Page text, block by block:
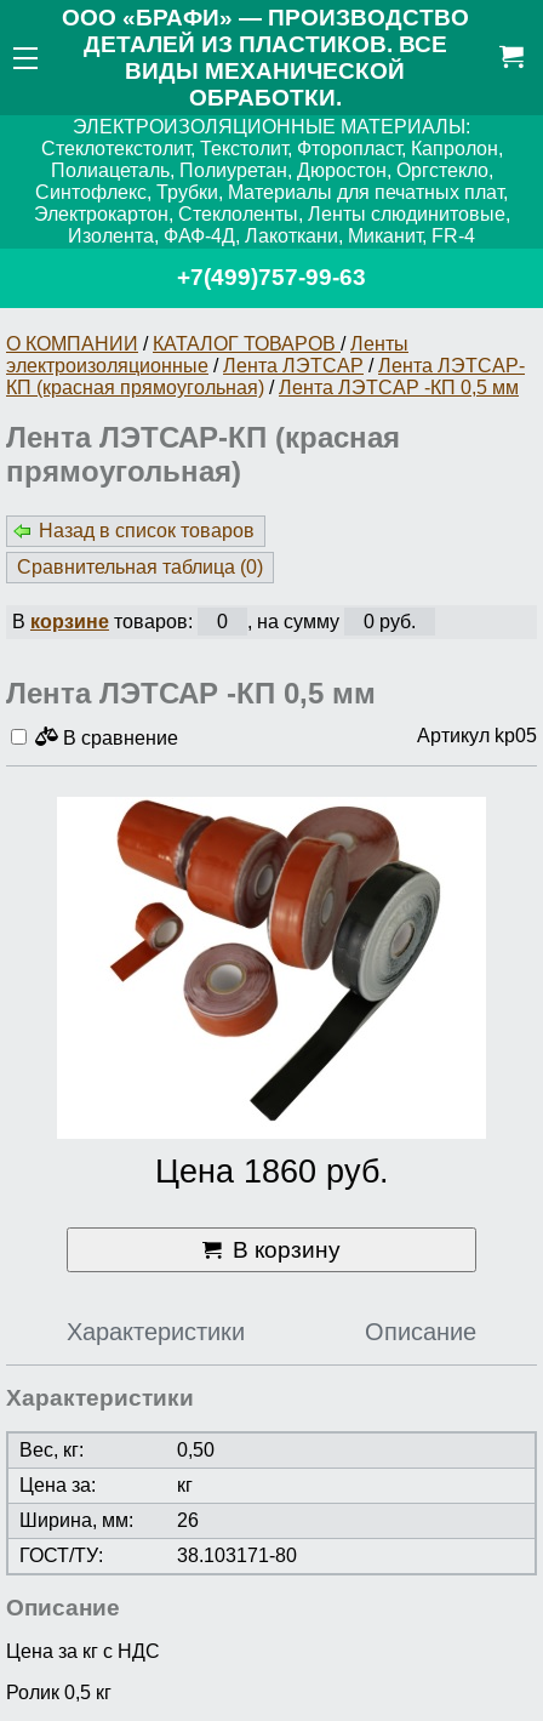
ООО «БРАФИ» — ПРОИЗВОДСТВО
ДЕТАЛЕЙ ИЗ ПЛАСТИКОВ. ВСЕ
ВИДЫ МЕХАНИЧЕСКОЙ
ОБРАБОТКИ.
ЭЛЕКТРОИЗОЛЯЦИОННЫЕ МАТЕРИАЛЫ:
Стеклотекстолит, Текстолит, Фторопласт, Капролон,
Полиацеталь, Полиуретан, Дюростон, Оргстекло,
Синтофлекс, Трубки, Материалы для печатных плат,
Электрокартон, Стеклоленты, Ленты слюдинитовые,
Изолента, ФАФ-4Д, Лакоткани, Миканит, FR-4
+7(499)757-99-63
О КОМПАНИИ / КАТАЛОГ ТОВАРОВ /Ленты
электроизоляционные /Лента ЛЭТСАР /Лента ЛЭТСАР-
КП (красная прямоугольная) /Лента ЛЭТСАР -КП 0,5 мм
Лента ЛЭТСАР-КП (красная
прямоугольная)
Назад в список товаров
Сравнительная таблица (0)
В корзинетоваров: 0 , на сумму 0 руб.
Лента ЛЭТСАР -КП 0,5 мм
В сравнение Артикул kp05
Цена 1860 руб.
В корзину
Характеристики Описание
Характеристики
Вес, кг:
0,50
Цена за:
кг
Ширина, мм:
26
ГОСТ/ТУ:
38.103171-80
Описание
Цена за кг с НДС
Ролик 0,5 кг